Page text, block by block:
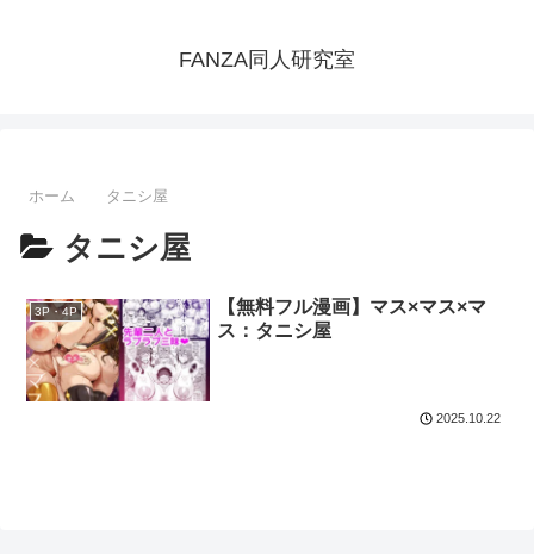
FANZA同人研究室
ホーム タニシ屋
タニシ屋
3P・4P
【無料フル漫画】マス×マス×マ
ス：タニシ屋
2025.10.22